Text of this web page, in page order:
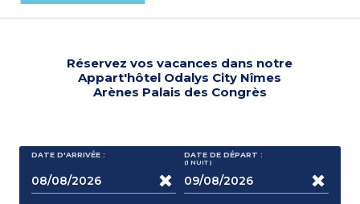
Réservez vos vacances dans notre
Appart'hôtel Odalys City Nîmes
Arènes Palais des Congrès
DATE D'ARRIVÉE : DATE DE DÉPART :
(1 NUIT )